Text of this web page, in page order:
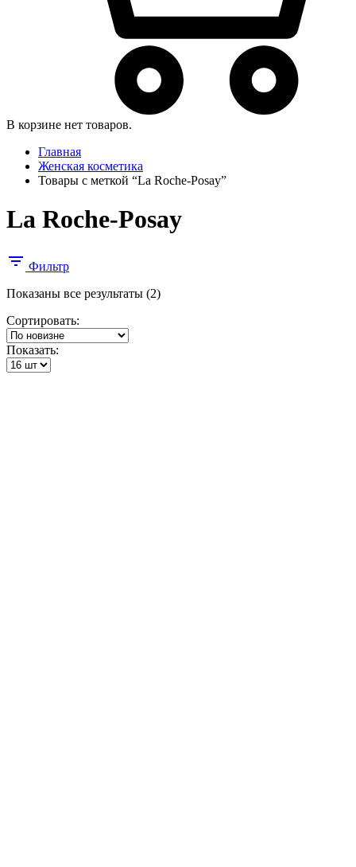
В корзине нет товаров.
Главная
Женская косметика
Товары с меткой “La Roche-Posay”
La Roche-Posay
Фильтр
Показаны все результаты (2)Сортировка:
Сортировать:
Показать: